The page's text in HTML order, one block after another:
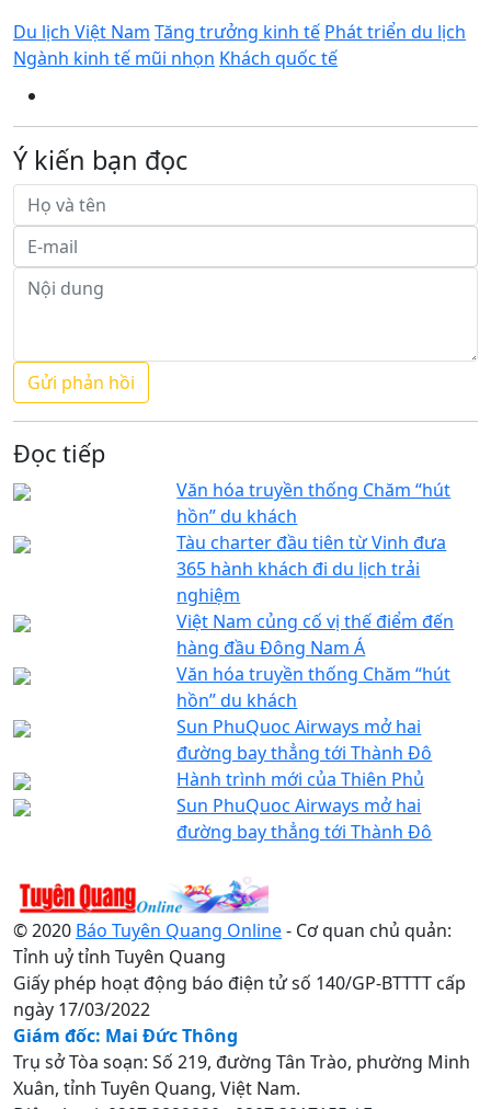
Du lịch Việt Nam Tăng trưởng kinh tế Phát triển du lịch
Ngành kinh tế mũi nhọn Khách quốc tế
Ý kiến bạn đọc
Đọc tiếp
Văn hóa truyền thống Chăm “hút
hồn” du khách
Tàu charter đầu tiên từ Vinh đưa
365 hành khách đi du lịch trải
nghiệm
Việt Nam củng cố vị thế điểm đến
hàng đầu Đông Nam Á
Văn hóa truyền thống Chăm “hút
hồn” du khách
Sun PhuQuoc Airways mở hai
đường bay thẳng tới Thành Đô
Hành trình mới của Thiên Phủ
Sun PhuQuoc Airways mở hai
đường bay thẳng tới Thành Đô
© 2020 Báo Tuyên Quang Online- Cơ quan chủ quản:
Tỉnh uỷ tỉnh Tuyên Quang
Giấy phép hoạt động báo điện tử số 140/GP-BTTTT cấp
ngày 17/03/2022
Giám đốc: Mai Đức Thông
Trụ sở Tòa soạn: Số 219, đường Tân Trào, phường Minh
Xuân, tỉnh Tuyên Quang, Việt Nam.